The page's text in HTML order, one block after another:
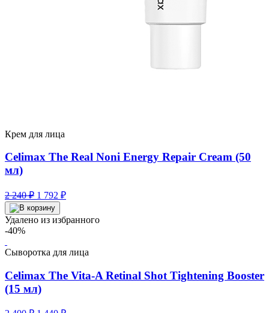
Крем для лица
Celimax The Real Noni Energy Repair Cream (50
мл)
2 240₽ Первоначальная
цена
составляла
2
1 792 ₽Текущая
1
792 ₽.
Удалено из избранного
-40%
Сыворотка для лица
Celimax The Vita-A Retinal Shot Tightening Booster
(15 мл)